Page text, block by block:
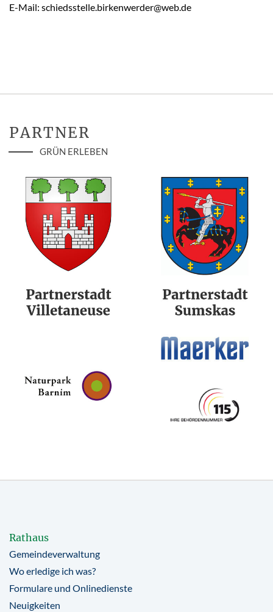
E-Mail: schiedsstelle.birkenwerder@web.de
PARTNER
GRÜN ERLEBEN
Rathaus
Gemeindeverwaltung
Wo erledige ich was?
Formulare und Onlinedienste
Neuigkeiten